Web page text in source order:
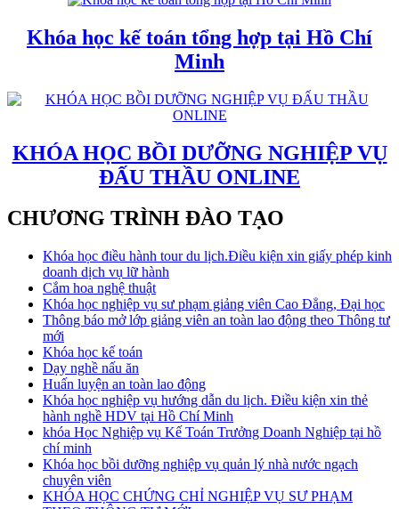
Khóa học kế toán tổng hợp tại Hồ Chí
Minh
KHÓA HỌC BỒI DƯỠNG NGHIỆP VỤ
ĐẤU THẦU ONLINE
CHƯƠNG TRÌNH ĐÀO TẠO
Khóa học điều hành tour du lịch.Điều kiện xin giấy phép kinh
doanh dịch vụ lữ hành
Cắm hoa nghệ thuật
Khóa học nghiệp vụ sư phạm giảng viên Cao Đẳng, Đại học
Thông báo mở lớp giảng viên an toàn lao động theo Thông tư
mới
Khóa học kế toán
Dạy nghề nấu ăn
Huấn luyện an toàn lao động
Khóa học nghiệp vụ hướng dẫn du lịch. Điều kiện xin thẻ
hành nghề HDV tại Hồ Chí Minh
khóa Học Nghiệp vụ Kế Toán Trưởng Doanh Nghiệp tại hồ
chí minh
Khóa học bồi dưỡng nghiệp vụ quản lý nhà nước ngạch
chuyên viên
KHÓA HỌC CHỨNG CHỈ NGHIỆP VỤ SƯ PHẠM